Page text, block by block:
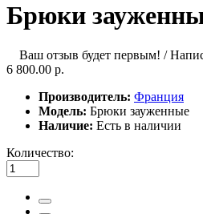
Брюки
Ваш отзыв будет первым! /
6 800.00 р.
Производитель: Франция
Модель: Брюки зауженные
Наличие: Есть в наличии
Количество: